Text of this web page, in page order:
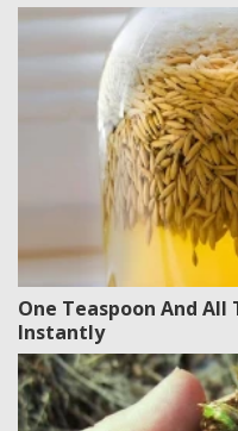
One Teaspoon And All
Instantly